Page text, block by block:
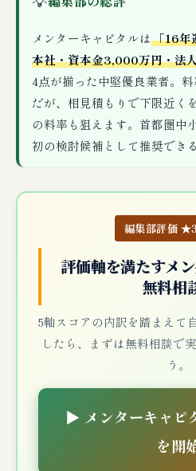
メンターキャピタルは「16年
本社・資本金3,000万円・法
4点が揃った中堅優良業者。
だが、相見積もりで下限近く
の料率も狙えます。首都圏中
初の検討候補として推奨でき
編集部評価
評価軸を満たすメ
無料相
5軸スコアの内訳を踏まえて
したら、まずは無料相談で
う。
▶ メンターキャピ
を開